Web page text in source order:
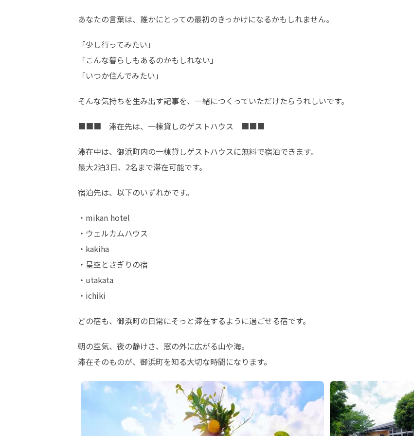
あなたの言葉は、誰かにとっての最初のきっかけになるかもしれません。
「少し行ってみたい」
「こんな暮らしもあるのかもしれない」
「いつか住んでみたい」
そんな気持ちを生み出す記事を、一緒につくっていただけたらうれしいです。
■■■　滞在先は、一棟貸しのゲストハウス　■■■
滞在中は、御浜町内の一棟貸しゲストハウスに無料で宿泊できます。
最大2泊3日、2名まで滞在可能です。
宿泊先は、以下のいずれかです。
・mikan hotel
・ウェルカムハウス
・kakiha
・星空とさぎりの宿
・utakata
・ichiki
どの宿も、御浜町の日常にそっと滞在するように過ごせる宿です。
朝の空気、夜の静けさ、窓の外に広がる山や海。
滞在そのものが、御浜町を知る大切な時間になります。